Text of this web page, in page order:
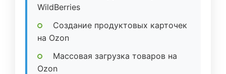
WildBerries
Создание продуктовых карточек
на Ozon
Массовая загрузка товаров на
Ozon